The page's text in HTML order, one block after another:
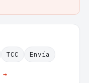
TCC Envía
→